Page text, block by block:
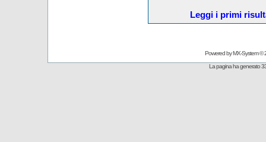
Leggi i primi
Powered byMX-System©
La pagina ha generato